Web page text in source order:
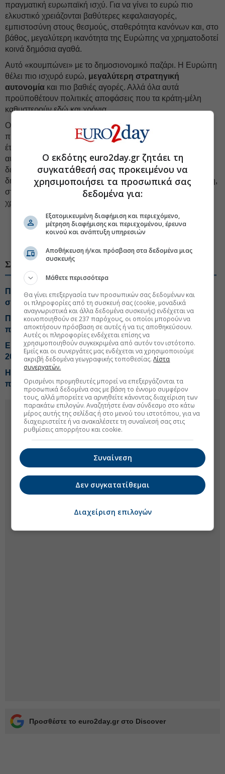
πραγματική ευρωπαϊκή ισχύ. Για να γίνει το ευρώ πιο
ελκυστικό χρειάζονται βαθύτερες κεφαλαιαγορές,
εμπιστοσύνη στους θεσμούς, σταθερότητα κανόνων και, στο
βάθος, μεγαλύτερη ικανότητα της Ευρώπης να χρηματοδοτεί
κοινά δημόσια αγαθά.
Αυτό «κουμπώνει» με το δημοσιονομικό παζάρι. Η Ευρώπη
θέλει πιο ισχυρό ευρώ, μεγαλύτερη στρατηγική
αυτονομία και πιο βαθιές αγορές. Αλλά όλα αυτά
προϋποθέτουν πολιτικές αποφάσεις που τα κράτη-μέλη
καθυστερούν εδώ και χρόνια.
Ο
θα παρουσιάσει επίσης το
πρόγραμμα εργασιών του Eurogroup για το υπόλοιπο του
έτους και το πρώτο εξάμηνο του επόμενου. Η παρουσίαση
αυτή έχει περισσότερο βάρος απ’ ό,τι συνήθως, γιατί θα
δείξει πού θέλει να δώσει η Ευρωομάδα έμφαση. Στη
δημοσιονομική σταθερότητα, στην ψηφιακή χρηματοδότηση,
στον ρόλο του ευρώ ή στην ανταγωνιστικότητα και
χρηματοπιστωτική ανθεκτικότητα;
#Ευρωπαική δημοσιονομική πολιτική #Ευρώ
ΣΧΕΤΙΚΑ ΘΕΜΑΤΑ
Πιερρακάκης: Τα έσοδα των χωρών από το φάσμα
συχνοτήτων να διοχετευτούν στα ταμεία της ΕΕ
Πιερρακάκης: Το ψηφιακό ευρώ θα είναι
πραγματικότητα έως το 2029
ΕΕ: Πρώτο σήμα για δημοσιονομική προσαρμογή το
2027 με... αστερίσκους
Η Τράπεζα Χανίων συμμετέχει στο πιλοτικό
πρόγραμμα για το ψηφιακό ευρώ
Προσθέστε το euro2day.gr στο Discover
Ο εκδότης euro2day.gr ζητάει τη
συγκατάθεσή σας προκειμένου να
χρησιμοποιήσει τα προσωπικά σας
δεδομένα για:
Εξατομικευμένη διαφήμιση και περιεχόμενο,
μέτρηση διαφήμισης και περιεχομένου, έρευνα
κοινού και ανάπτυξη υπηρεσιών
Αποθήκευση ή/και πρόσβαση στα δεδομένα μιας
συσκευής
Μάθετε περισσότερα
Θα γίνει επεξεργασία των προσωπικών σας δεδομένων και
οι πληροφορίες από τη συσκευή σας (cookie, μοναδικά
αναγνωριστικά και άλλα δεδομένα συσκευής) ενδέχεται να
κοινοποιηθούν σε 237 παρόχους, οι οποίοι μπορούν να
αποκτήσουν πρόσβαση σε αυτές ή να τις αποθηκεύσουν.
Αυτές οι πληροφορίες ενδέχεται επίσης να
χρησιμοποιηθούν συγκεκριμένα από αυτόν τον ιστότοπο.
Εμείς και οι συνεργάτες μας ενδέχεται να χρησιμοποιούμε
ακριβή δεδομένα γεωγραφικής τοποθεσίας.Λίστα
συνεργατών.
Ορισμένοι προμηθευτές μπορεί να επεξεργάζονται τα
προσωπικά δεδομένα σας με βάση το έννομο συμφέρον
τους, αλλά μπορείτε να αρνηθείτε κάνοντας διαχείριση των
παρακάτω επιλογών. Αναζητήστε έναν σύνδεσμο στο κάτω
μέρος αυτής της σελίδας ή στο μενού του ιστοτόπου, για να
διαχειριστείτε ή να ανακαλέσετε τη συναίνεσή σας στις
ρυθμίσεις απορρήτου και cookie.
Συναίνεση
Δεν συγκατατίθεμαι
Διαχείριση επιλογών